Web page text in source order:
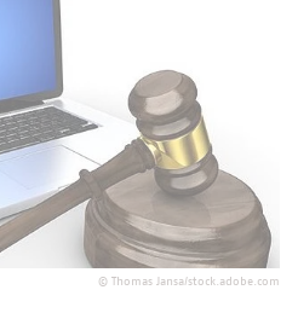
© Thomas Jansa/stock.adobe.com